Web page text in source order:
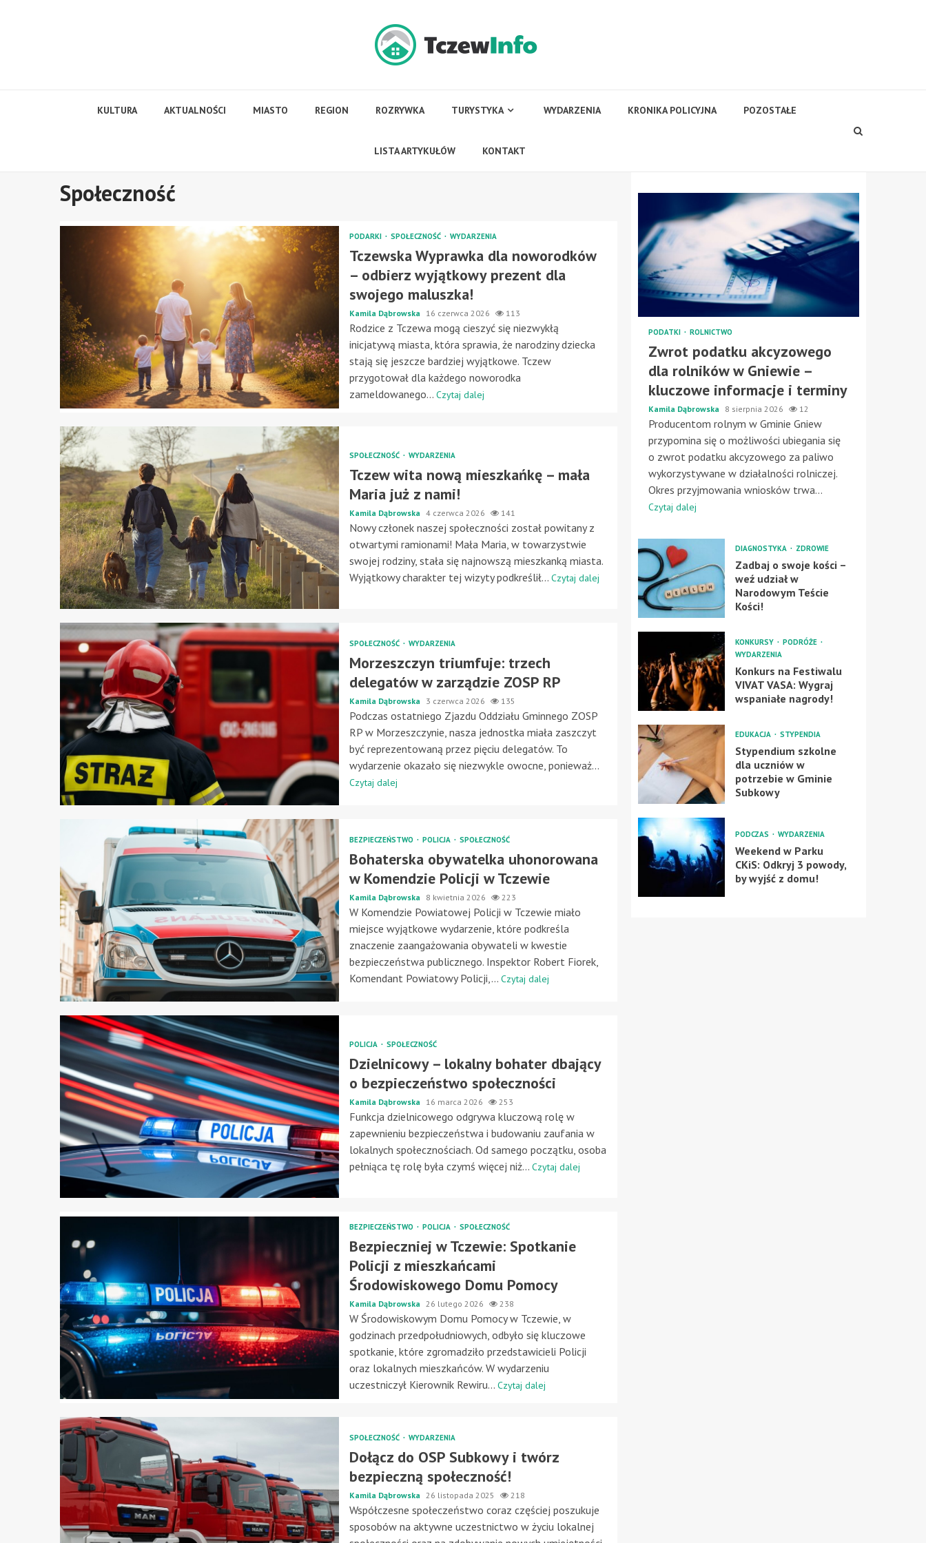
KULTURA AKTUALNOŚCI MIASTO REGION ROZRYWKA TURYSTYKA WYDARZENIA KRONIKA POLICYJNA POZOSTAŁE
LISTA ARTYKUŁÓW KONTAKT
Społeczność
PODARKI SPOŁECZNOŚĆ WYDARZENIA
Tczewska Wyprawka dla noworodków
– odbierz wyjątkowy prezent dla
swojego maluszka!
Kamila Dąbrowska 16 czerwca 2026 113
Rodzice z Tczewa mogą cieszyć się niezwykłą
inicjatywą miasta, która sprawia, że narodziny dziecka
stają się jeszcze bardziej wyjątkowe. Tczew
przygotował dla każdego noworodka
zameldowanego... Czytaj dalej
SPOŁECZNOŚĆ WYDARZENIA
Tczew wita nową mieszkańkę – mała
Maria już z nami!
Kamila Dąbrowska 4 czerwca 2026 141
Nowy członek naszej społeczności został powitany z
otwartymi ramionami! Mała Maria, w towarzystwie
swojej rodziny, stała się najnowszą mieszkanką miasta.
Wyjątkowy charakter tej wizyty podkreślił... Czytaj dalej
SPOŁECZNOŚĆ WYDARZENIA
Morzeszczyn triumfuje: trzech
delegatów w zarządzie ZOSP RP
Kamila Dąbrowska 3 czerwca 2026 135
Podczas ostatniego Zjazdu Oddziału Gminnego ZOSP
RP w Morzeszczynie, nasza jednostka miała zaszczyt
być reprezentowaną przez pięciu delegatów. To
wydarzenie okazało się niezwykle owocne, ponieważ...
Czytaj dalej
BEZPIECZEŃSTWO POLICJA SPOŁECZNOŚĆ
Bohaterska obywatelka uhonorowana
w Komendzie Policji w Tczewie
Kamila Dąbrowska 8 kwietnia 2026 223
W Komendzie Powiatowej Policji w Tczewie miało
miejsce wyjątkowe wydarzenie, które podkreśla
znaczenie zaangażowania obywateli w kwestie
bezpieczeństwa publicznego. Inspektor Robert Fiorek,
Komendant Powiatowy Policji,... Czytaj dalej
POLICJA SPOŁECZNOŚĆ
Dzielnicowy – lokalny bohater dbający
o bezpieczeństwo społeczności
Kamila Dąbrowska 16 marca 2026 253
Funkcja dzielnicowego odgrywa kluczową rolę w
zapewnieniu bezpieczeństwa i budowaniu zaufania w
lokalnych społecznościach. Od samego początku, osoba
pełniąca tę rolę była czymś więcej niż... Czytaj dalej
BEZPIECZEŃSTWO POLICJA SPOŁECZNOŚĆ
Bezpieczniej w Tczewie: Spotkanie
Policji z mieszkańcami
Środowiskowego Domu Pomocy
Kamila Dąbrowska 26 lutego 2026 238
W Środowiskowym Domu Pomocy w Tczewie, w
godzinach przedpołudniowych, odbyło się kluczowe
spotkanie, które zgromadziło przedstawicieli Policji
oraz lokalnych mieszkańców. W wydarzeniu
uczestniczył Kierownik Rewiru... Czytaj dalej
SPOŁECZNOŚĆ WYDARZENIA
Dołącz do OSP Subkowy i twórz
bezpieczną społeczność!
Kamila Dąbrowska 26 listopada 2025 218
Współczesne społeczeństwo coraz częściej poszukuje
sposobów na aktywne uczestnictwo w życiu lokalnej
PODATKI ROLNICTWO
Zwrot podatku akcyzowego
dla rolników w Gniewie –
kluczowe informacje i terminy
Kamila Dąbrowska 8 sierpnia 2026 12
Producentom rolnym w Gminie Gniew
przypomina się o możliwości ubiegania się
o zwrot podatku akcyzowego za paliwo
wykorzystywane w działalności rolniczej.
Okres przyjmowania wniosków trwa...
Czytaj dalej
DIAGNOSTYKA ZDROWIE
Zadbaj o swoje kości –
weź udział w
Narodowym Teście
Kości!
KONKURSY
PODRÓŻE
WYDARZENIA
Konkurs na Festiwalu
VIVAT VASA: Wygraj
wspaniałe nagrody!
EDUKACJA STYPENDIA
Stypendium szkolne
dla uczniów w
potrzebie w Gminie
Subkowy
PODCZAS WYDARZENIA
Weekend w Parku
CKiS: Odkryj 3 powody,
by wyjść z domu!